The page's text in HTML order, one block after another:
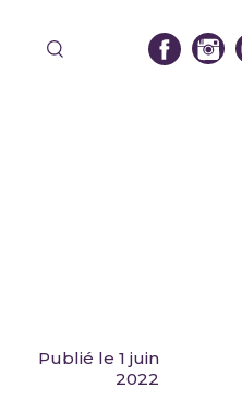
Publié le 1 juin
2022